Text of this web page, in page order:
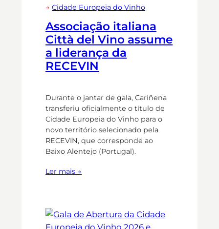
→Cidade Europeia do Vinho
Associação italiana
Città del Vino assume
a liderança da
RECEVIN
Durante o jantar de gala, Cariñena
transferiu oficialmente o título de
Cidade Europeia do Vinho para o
novo território selecionado pela
RECEVIN, que corresponde ao
Baixo Alentejo (Portugal).
Ler mais →